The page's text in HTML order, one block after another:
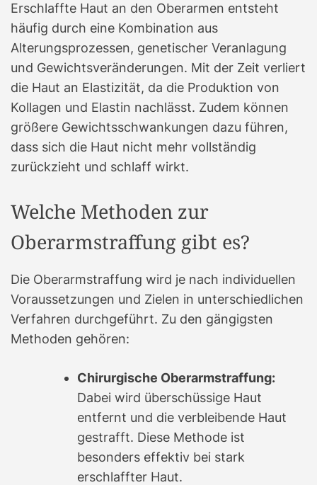
Erschlaffte Haut an den Oberarmen entsteht
häufig durch eine Kombination aus
Alterungsprozessen, genetischer Veranlagung
und Gewichtsveränderungen. Mit der Zeit verliert
die Haut an Elastizität, da die Produktion von
Kollagen und Elastin nachlässt. Zudem können
größere Gewichtsschwankungen dazu führen,
dass sich die Haut nicht mehr vollständig
zurückzieht und schlaff wirkt.
Welche Methoden zur
Oberarmstraffung gibt es?
Die Oberarmstraffung wird je nach individuellen
Voraussetzungen und Zielen in unterschiedlichen
Verfahren durchgeführt. Zu den gängigsten
Methoden gehören:
Chirurgische Oberarmstraffung:
Dabei wird überschüssige Haut
entfernt und die verbleibende Haut
gestrafft. Diese Methode ist
besonders effektiv bei stark
erschlaffter Haut.